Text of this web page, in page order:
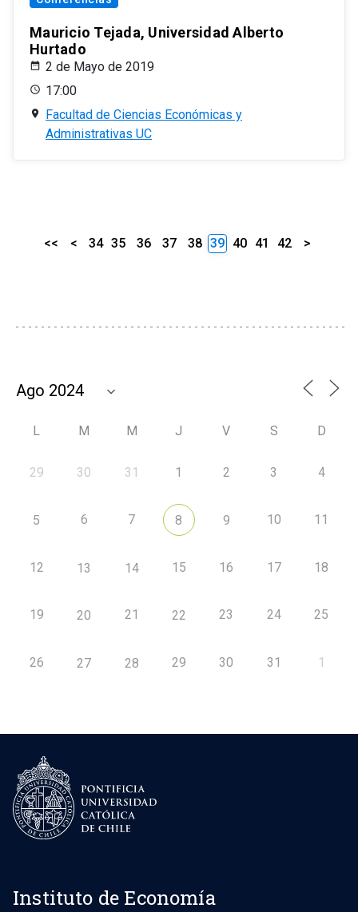
Mauricio Tejada, Universidad Alberto
Hurtado
2 de Mayo de 2019
17:00
Facultad de Ciencias Económicas y
Administrativas UC
<< < 34 35 36 37 38 39 40 41 42 >
L M M J V S D
29 30 31 1 2 3 4
5 6 7 8 9 10 11
12 13 14 15 16 17 18
19 20 21 22 23 24 25
26 27 28 29 30 31 1
Instituto de Economía